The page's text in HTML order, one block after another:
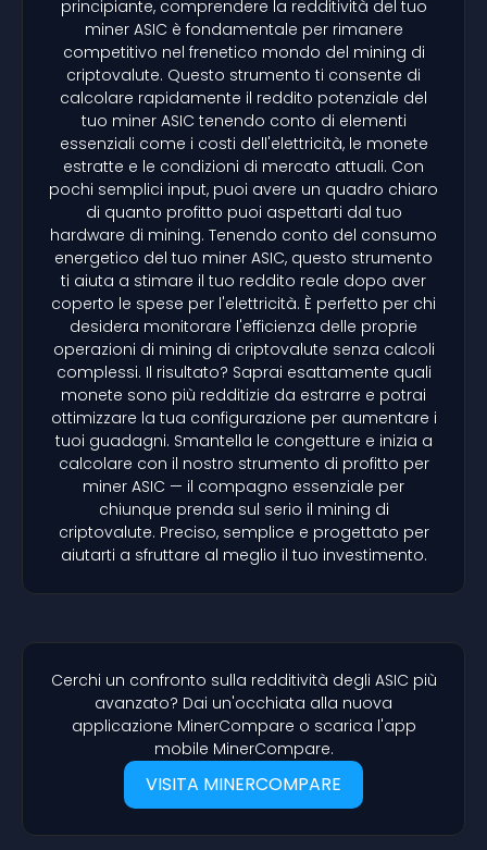
principiante, comprendere la redditività del tuo
miner ASIC è fondamentale per rimanere
competitivo nel frenetico mondo del mining di
criptovalute. Questo strumento ti consente di
calcolare rapidamente il reddito potenziale del
tuo miner ASIC tenendo conto di elementi
essenziali come i costi dell'elettricità, le monete
estratte e le condizioni di mercato attuali. Con
pochi semplici input, puoi avere un quadro chiaro
di quanto profitto puoi aspettarti dal tuo
hardware di mining. Tenendo conto del consumo
energetico del tuo miner ASIC, questo strumento
ti aiuta a stimare il tuo reddito reale dopo aver
coperto le spese per l'elettricità. È perfetto per chi
desidera monitorare l'efficienza delle proprie
operazioni di mining di criptovalute senza calcoli
complessi. Il risultato? Saprai esattamente quali
monete sono più redditizie da estrarre e potrai
ottimizzare la tua configurazione per aumentare i
tuoi guadagni. Smantella le congetture e inizia a
calcolare con il nostro strumento di profitto per
miner ASIC — il compagno essenziale per
chiunque prenda sul serio il mining di
criptovalute. Preciso, semplice e progettato per
aiutarti a sfruttare al meglio il tuo investimento.
Cerchi un confronto sulla redditività degli ASIC più
avanzato? Dai un'occhiata alla nuova
applicazione MinerCompare o scarica l'app
mobile MinerCompare.
VISITA MINERCOMPARE